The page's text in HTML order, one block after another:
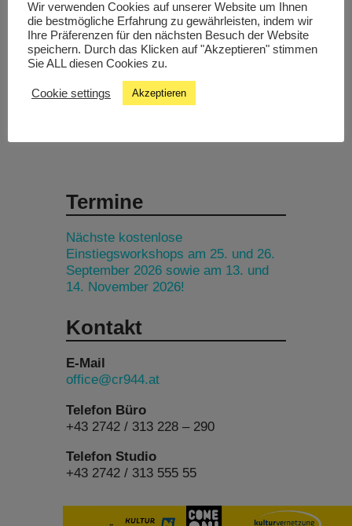
Livestream
Studiochat
Termine
Nächste kostenlose
Einstiegsworkshops am 25. und 26.
September 2026 sowie am 13. und
14. November 2026!
Kontakt
E-Mail
office@cr944.at
Telefon Büro
+43 2742 / 313 228 – 290
Telefon Studio
+43 2742 / 313 555 55
Wir verwenden Cookies auf unserer Website um Ihnen
die bestmögliche Erfahrung zu gewährleisten, indem wir
Ihre Präferenzen für den nächsten Besuch der Website
speichern. Durch das Klicken auf "Akzeptieren" stimmen
Sie ALL diesen Cookies zu.
Cookie settings Akzeptieren